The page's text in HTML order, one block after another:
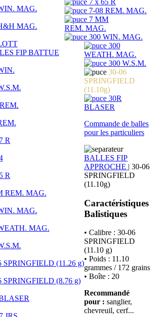
MAG.
MAG.
FIP BATTUE
R
R
REM. MAG.
MAG.
MAG.
SPRINGFIELD (11.26 g)
SPRINGFIELD (8.76 g)
7 x 65 R
7-08 REM. MAG.
7 MM
REM. MAG.
300 WIN. MAG.
300
WEATH. MAG.
300 W.S.M.
30-06
SPRINGFIELD
(11.10g)
30R
BLASER
Commande de balles
pour les particuliers
BALLES FIP
APPROCHE | 30-06
SPRINGFIELD
(11.10g)
Caractéristiques
Balistiques
• Calibre : 30-06
SPRINGFIELD
(11.10 g)
• Poids : 11.10
grammes / 172 grains
• Boîte : 20
Recommandé
pour : sanglier,
chevreuil, cerf...